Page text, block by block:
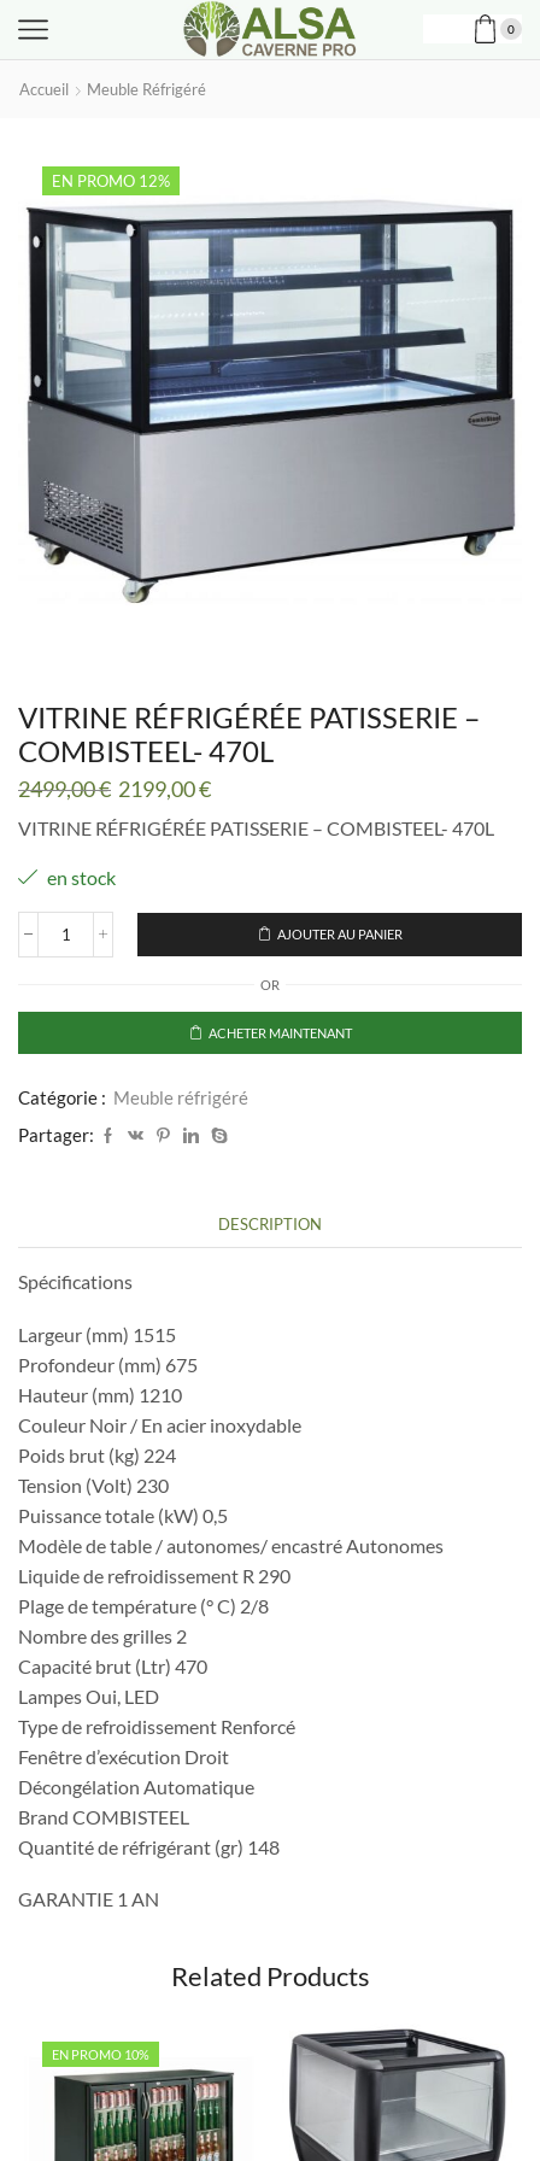
0
Accueil Meuble Réfrigéré
EN PROMO 12%
VITRINE RÉFRIGÉRÉE PATISSERIE –
COMBISTEEL- 470L
2499,00€ Le
prix
initial
2499,00 €.
2199,00€Le
actuel
VITRINE RÉFRIGÉRÉE PATISSERIE – COMBISTEEL- 470L
en stock
quantité
RÉFRIGÉRÉE
-
470L
AJOUTER AU PANIER
OR
ACHETER MAINTENANT
Catégorie : Meuble réfrigéré
Partager:
DESCRIPTION
Spécifications
Largeur (mm) 1515
Profondeur (mm) 675
Hauteur (mm) 1210
Couleur Noir / En acier inoxydable
Poids brut (kg) 224
Tension (Volt) 230
Puissance totale (kW) 0,5
Modèle de table / autonomes/ encastré Autonomes
Liquide de refroidissement R 290
Plage de température (° C) 2/8
Nombre des grilles 2
Capacité brut (Ltr) 470
Lampes Oui, LED
Type de refroidissement Renforcé
Fenêtre d’exécution Droit
Décongélation Automatique
Brand COMBISTEEL
Quantité de réfrigérant (gr) 148
GARANTIE 1 AN
Related Products
EN PROMO 10%